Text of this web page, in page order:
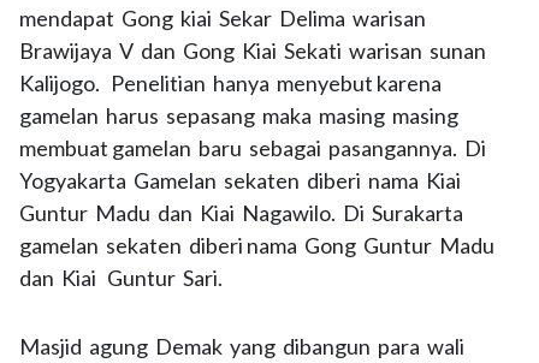
mendapat Gong kiai Sekar Delima warisan
Brawijaya V dan Gong Kiai Sekati warisan sunan
Kalijogo. Penelitian hanya menyebut karena
gamelan harus sepasang maka masing masing
membuat gamelan baru sebagai pasangannya. Di
Yogyakarta Gamelan sekaten diberi nama Kiai
Guntur Madu dan Kiai Nagawilo. Di Surakarta
gamelan sekaten diberi nama Gong Guntur Madu
dan Kiai Guntur Sari.
Masjid agung Demak yang dibangun para wali